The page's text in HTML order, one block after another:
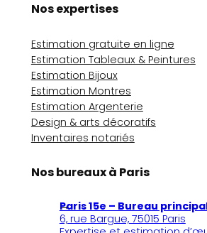
Nos expertises
Estimation gratuite en ligne
Estimation Tableaux & Peintures
Estimation Bijoux
Estimation Montres
Estimation Argenterie
Design & arts décoratifs
Inventaires notariés
Nos bureaux à Paris
Paris 15e – Bureau
6, rue Bargue, 75015 Paris